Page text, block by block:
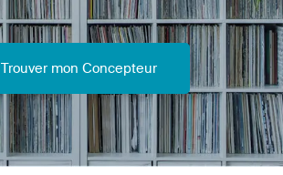
Trouver mon Concepteur